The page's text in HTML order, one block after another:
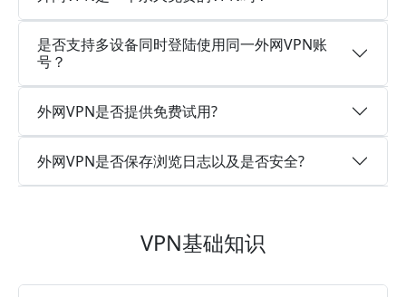
是否支持多设备同时登陆使用同一外网VPN账
号？
外网VPN是否提供免费试用?
外网VPN是否保存浏览日志以及是否安全?
VPN基础知识